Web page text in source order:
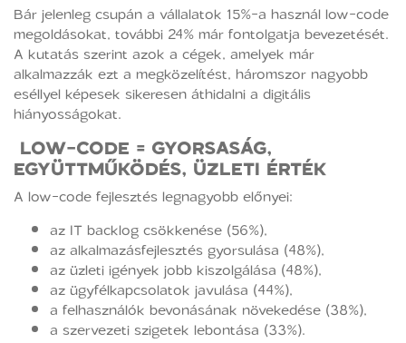
Bár jelenleg csupán a vállalatok 15%-a használ low-code
megoldásokat, további 24% már fontolgatja bevezetését.
A kutatás szerint azok a cégek, amelyek már
alkalmazzák ezt a megközelítést, háromszor nagyobb
eséllyel képesek sikeresen áthidalni a digitális
hiányosságokat.
LOW-CODE = GYORSASÁG,
EGYÜTTMŰKÖDÉS, ÜZLETI ÉRTÉK
A low-code fejlesztés legnagyobb előnyei:
az IT backlog csökkenése (56%),
az alkalmazásfejlesztés gyorsulása (48%),
az üzleti igények jobb kiszolgálása (48%),
az ügyfélkapcsolatok javulása (44%),
a felhasználók bevonásának növekedése (38%),
a szervezeti szigetek lebontása (33%).